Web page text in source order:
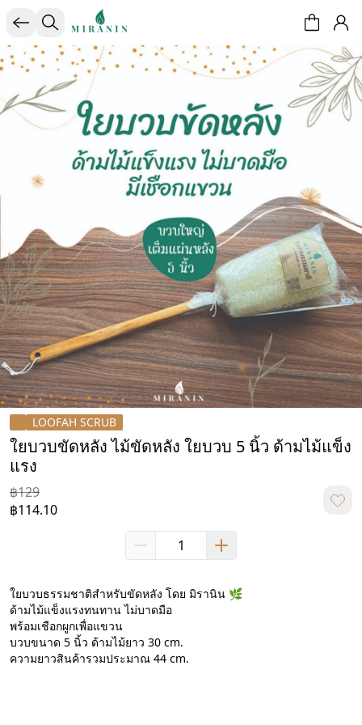
LOOFAH SCRUB
ใยบวบขัดหลัง ไม้ขัดหลัง ใยบวบ 5 นิ้ว ด้ามไม้แข็ง
แรง
฿129
฿114.10
ใยบวบธรรมชาติสำหรับขัดหลัง โดย มิรานิน 🌿
ด้ามไม้แข็งแรงทนทาน ไม่บาดมือ
พร้อมเชือกผูกเพื่อแขวน
บวบขนาด 5 นิ้ว ด้ามไม้ยาว 30 cm.
ความยาวสินค้ารวมประมาณ 44 cm.